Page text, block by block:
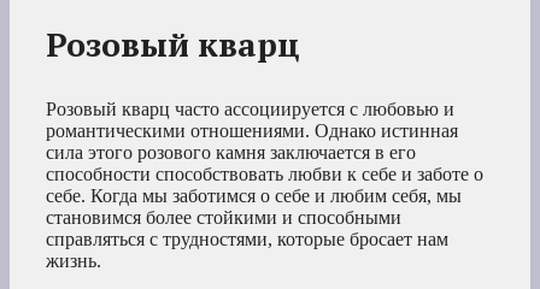
Розовый кварц
Розовый кварц часто ассоциируется с любовью и
романтическими отношениями. Однако истинная
сила этого розового камня заключается в его
способности способствовать любви к себе и заботе о
себе. Когда мы заботимся о себе и любим себя, мы
становимся более стойкими и способными
справляться с трудностями, которые бросает нам
жизнь.